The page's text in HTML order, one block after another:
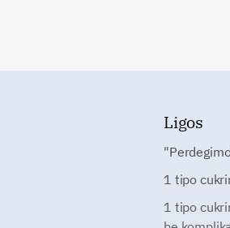
Ligos
1 tipo
1 tipo